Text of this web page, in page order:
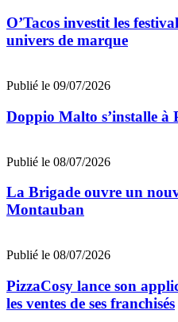
O’Tacos investit les
univers de marque
Publié le 09/07/2026
Doppio Malto s’installe à
Publié le 08/07/2026
La Brigade ouvre un
Montauban
Publié le 08/07/2026
PizzaCosy lance son
les ventes de ses franchisés